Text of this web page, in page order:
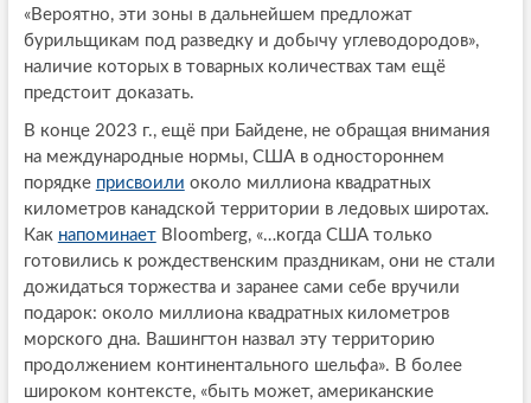
«Вероятно, эти зоны в дальнейшем предложат
бурильщикам под разведку и добычу углеводородов»,
наличие которых в товарных количествах там ещё
предстоит доказать.
В конце 2023 г., ещё при Байдене, не обращая внимания
на международные нормы, США в одностороннем
порядке присвоили около миллиона квадратных
километров канадской территории в ледовых широтах.
Как напоминаетBloomberg, «…когда США только
готовились к рождественским праздникам, они не стали
дожидаться торжества и заранее сами себе вручили
подарок: около миллиона квадратных километров
морского дна. Вашингтон назвал эту территорию
продолжением континентального шельфа». В более
широком контексте, «быть может, американские